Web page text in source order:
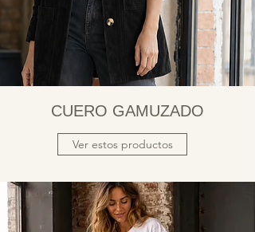
CUERO GAMUZADO
Ver estos productos